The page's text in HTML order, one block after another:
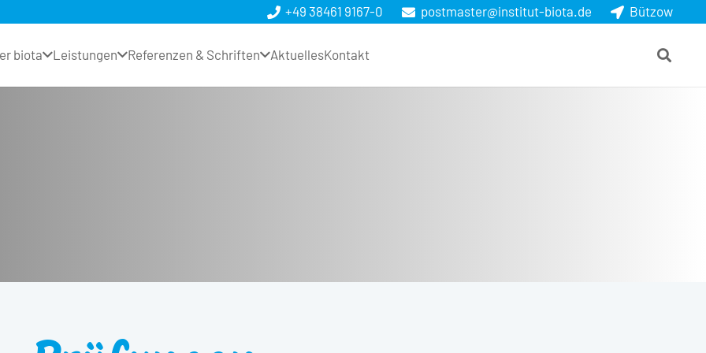
+49 38461 9167-0 postmaster@institut-biota.de Bützow
biota Leistungen Referenzen & Schriften AktuellesKontakt